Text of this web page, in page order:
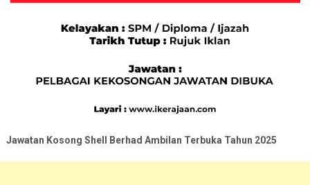
Jawatan Kosong Shell Berhad Ambilan Terbuka Tahun 2025